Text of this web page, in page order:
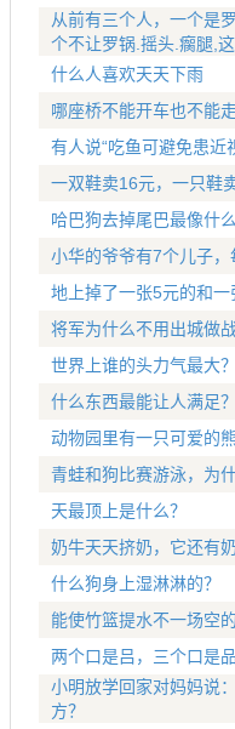
从前有三个人，一个是
个不让罗锅.摇头.瘸腿,
什么人喜欢天天下雨
哪座桥不能开车也不能走
有人说“吃鱼可避免患近
一双鞋卖16元，一只鞋
哈巴狗去掉尾巴最像什
小华的爷爷有7个儿子
地上掉了一张5元的和
将军为什么不用出城做战
世界上谁的头力气最大？
什么东西最能让人满足？
动物园里有一只可爱的
青蛙和狗比赛游泳，为
天最顶上是什么？
奶牛天天挤奶，它还有
什么狗身上湿淋淋的？
能使竹篮提水不一场空
两个口是吕，三个口是
小明放学回家对妈妈说
方？